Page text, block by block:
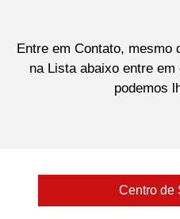
Entre em Contato, mesmo
na Lista abaixo entre
podemos
Centro de